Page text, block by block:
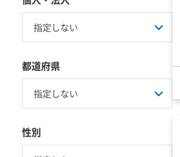
都道府県
指定しない
性別